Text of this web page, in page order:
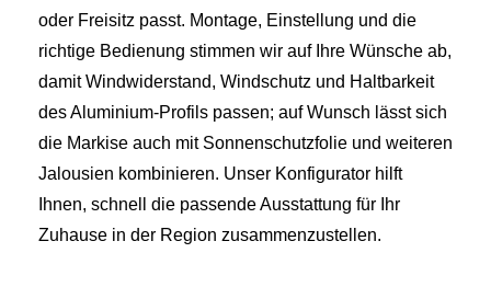
oder Freisitz passt. Montage, Einstellung und die
richtige Bedienung stimmen wir auf Ihre Wünsche ab,
damit Windwiderstand, Windschutz und Haltbarkeit
des Aluminium-Profils passen; auf Wunsch lässt sich
die Markise auch mit Sonnenschutzfolie und weiteren
Jalousien kombinieren. Unser Konfigurator hilft
Ihnen, schnell die passende Ausstattung für Ihr
Zuhause in der Region zusammenzustellen.